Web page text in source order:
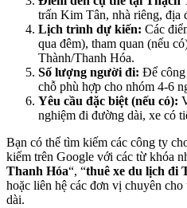
trấn Kim Tân, nhà riêng, địa
Lịch trình dự kiến: Các
qua đêm), tham quan (nếu
Thành/Thanh Hóa.
Số lượng người đi: Để công
chỗ phù hợp cho nhóm 4-6
Yêu cầu đặc biệt (nếu có):
nghiệm đi đường dài, xe có
Bạn có thể tìm kiếm các công ty
kiếm trên Google với các từ khóa
Thanh Hóa“, “thuê xe du lịch đi
hoặc liên hệ các đơn vị chuyên
dài.